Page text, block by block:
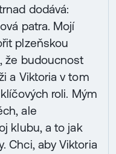
dodává:
patra. Mojí
plzeňskou
že budoucnost
a Viktoria v tom
roli. Mým
ale
klubu, a to jak
Chci, aby Viktoria